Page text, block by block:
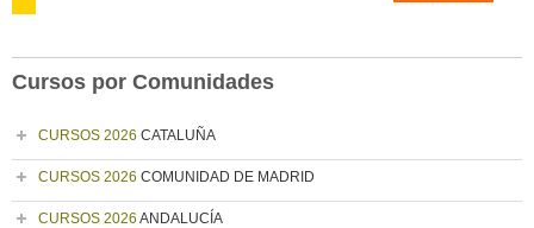
Cursos por Comunidades
CURSOS 2026 CATALUÑA
CURSOS 2026 COMUNIDAD DE MADRID
CURSOS 2026 ANDALUCÍA